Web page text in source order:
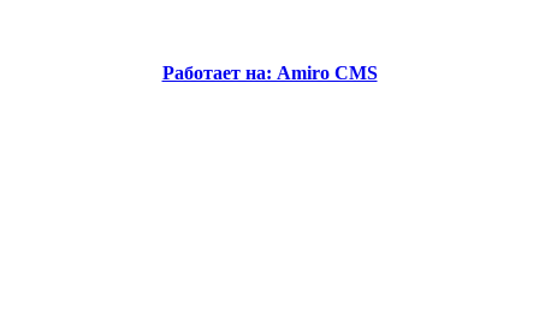
Работает на: Amiro CMS